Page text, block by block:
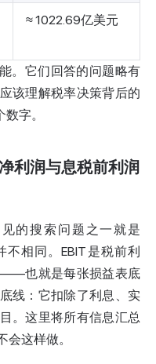
≈ 1022.69亿美元
。它们回答的问题略有
该理解税率决策背后的
字。
利润与息税前利润
的搜索问题之一就是
不相同。EBIT是税前利
——也就是每张损益表底
线：它扣除了利息、实
。这里将所有信息汇总
这样做。